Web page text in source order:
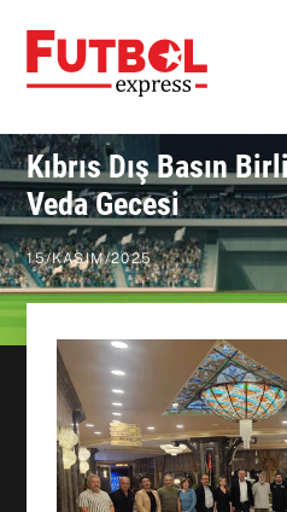
content
Kıbrıs Dış Basın
Veda Gecesi
15/KASIM/2025